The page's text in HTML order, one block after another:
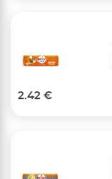
2.42 €